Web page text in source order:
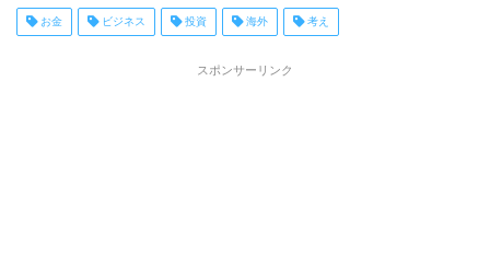
お金 ビジネス 投資 海外 考え
スポンサーリンク